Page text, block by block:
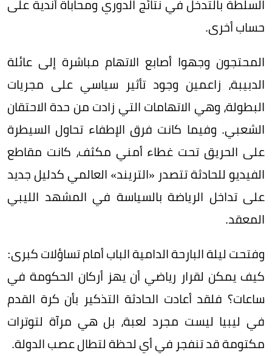
السلطة بالتدخل في نتائج الدوري ومحاباة أندية على
حساب أخرى.
المحتجون وجهوا أصابع الاتهام مباشرة إلى عائلة
الدبيبة، زاعمين وجود تأثير سياسي على مجريات
البطولة، وهي الاتهامات التي زادت من حدة الاحتقان
الشعبي. وفيما كانت فرق الإطفاء تحاول السيطرة
على الحريق تحت غطاء أمني مكثف، كانت مقاطع
الفيديو للحادثة تتصدر «التريند» العالمي كدليل جديد
على تداخل الرياضة بالسياسة في المشهد الليبي
المعقد.
وفتحت ليلة البارحة الدامية الباب أمام تساؤلات كبرى:
كيف يمكن لقرار رياضي أن يهز أركان الحكومة في
ساعات؟ فلقد أعادت الحادثة التذكير بأن كرة القدم
في ليبيا ليست مجرد لعبة، بل هي مرآة لتوترات
مكتومة قد تنفجر في أي لحظة لتطال عصب الدولة.